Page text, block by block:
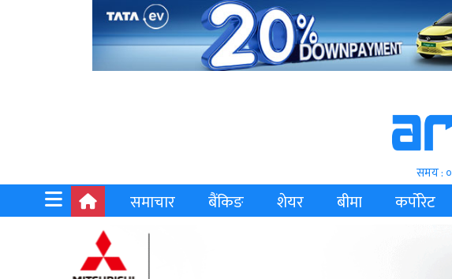
समय :
समाचार बैंकिङ शेयर बीमा कर्पोरेट